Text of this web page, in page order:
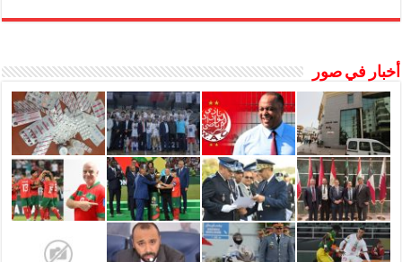
أخبار في صور